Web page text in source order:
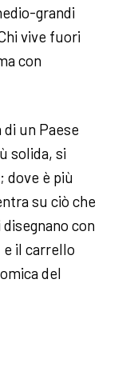
grandi
vive fuori
con
un Paese
solida, si
dove è più
su ciò che
con
e il carrello
del